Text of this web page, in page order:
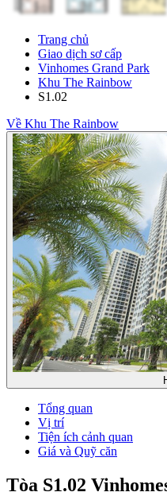
Trang chủ
Giao dịch sơ cấp
Vinhomes Grand Park
Khu The Rainbow
S1.02
Về Khu The Rainbow
Tổng quan
Vị trí
Tiện ích cảnh quan
Giá và Quỹ căn
Tòa S1.02